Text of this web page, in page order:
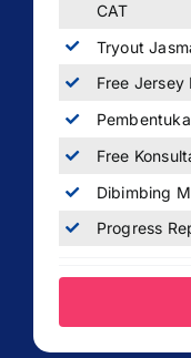
CAT
Tryout
Free Jersey
Free
Dibimbing
Progress